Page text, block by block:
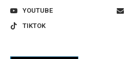
YOUTUBE
TIKTOK